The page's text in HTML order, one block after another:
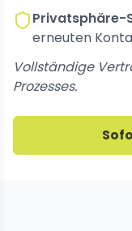
Privatsphäre-
erneuten
Vollständige
Prozesses.